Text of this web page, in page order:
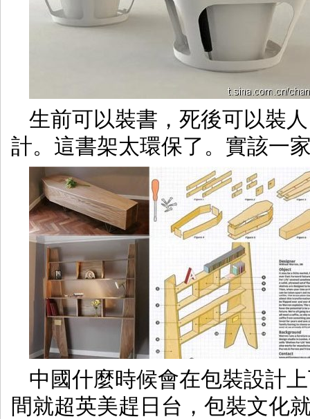
生前可以裝書，死後可以裝
計。這書架太環保了。實該一
中國什麼時候會在包裝設計
間就超英美趕日台，包裝文化